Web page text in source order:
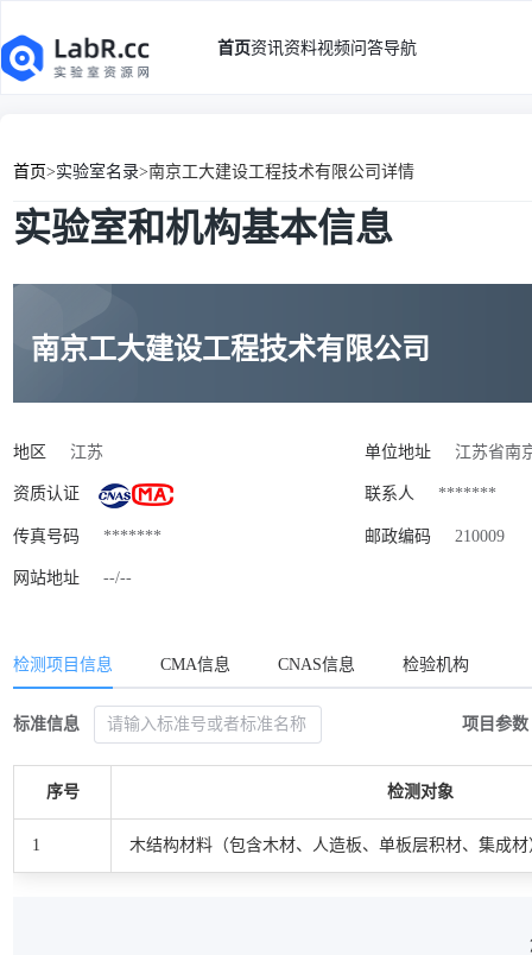
首页资讯资料视频问答导航
首页>实验室名录>南京工大建设工程技术有限公司详情
实验室和机构基本信息
南京工大建设工程技术有限公司
地区 江苏 单位地址 江苏省南
资质认证 联系人 *******
传真号码 ******* 邮政编码 210009
网站地址 --/--
检测项目信息 CMA信息 CNAS信息 检验机构
标准信息 项目参数
序号 检测对象
1 木结构材料（包含木材、人造板、单板层积材、集成材